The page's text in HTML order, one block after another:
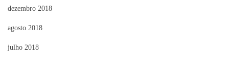
dezembro 2018
agosto 2018
julho 2018